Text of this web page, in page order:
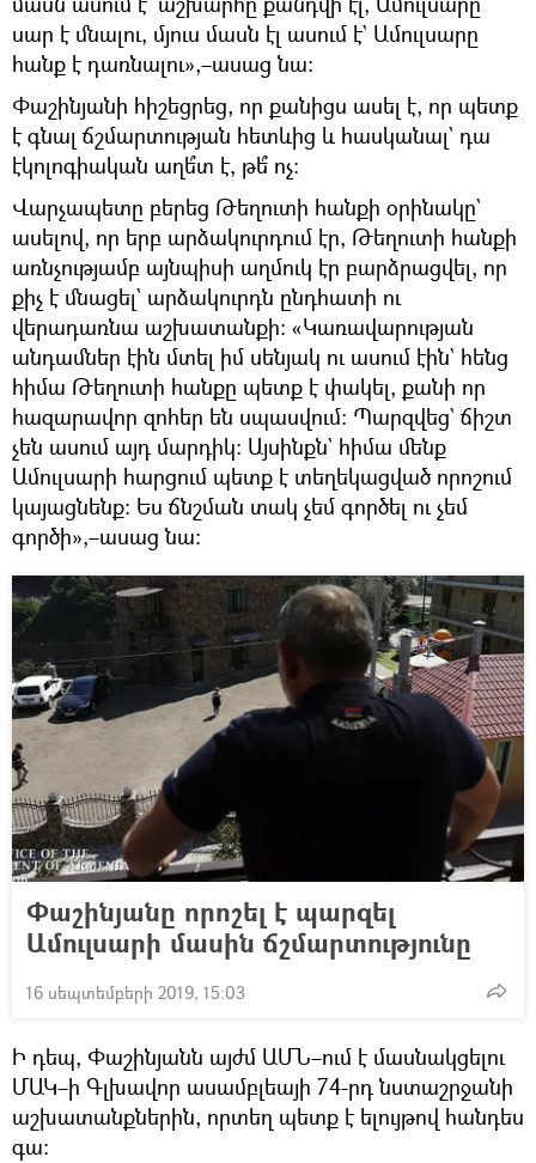
սար է մնալու, մյուս մասն էլ ասում է` Ամուլսարը
հանք է դառնալու»,–ասաց նա։
Փաշինյանի հիշեցրեց, որ քանիցս ասել է, որ պետք
է գնալ ճշմարտության հետևից և հասկանալ` դա
էկոլոգիական աղե՞տ է, թե՞ ոչ։
Վարչապետը բերեց Թեղուտի հանքի օրինակը`
ասելով, որ երբ արձակուրդում էր, Թեղուտի հանքի
առնչությամբ այնպիսի աղմուկ էր բարձրացվել, որ
քիչ է մնացել` արձակուրդն ընդհատի ու
վերադառնա աշխատանքի։ «Կառավարության
անդամներ էին մտել իմ սենյակ ու ասում էին` հենց
հիմա Թեղուտի հանքը պետք է փակել, քանի որ
հազարավոր զոհեր են սպասվում։ Պարզվեց` ճիշտ
չեն ասում այդ մարդիկ։ Այսինքն` հիմա մենք
Ամուլսարի հարցում պետք է տեղեկացված որոշում
կայացնենք։ Ես ճնշման տակ չեմ գործել ու չեմ
գործի»,–ասաց նա։
Փաշինյանը որոշել է պարզել
Ամուլսարի մասին ճշմարտությունը
16 սեպտեմբերի 2019, 15:03
Ի դեպ, Փաշինյանն այժմ ԱՄՆ–ում է մասնակցելու
ՄԱԿ–ի Գլխավոր ասամբլեայի 74-րդ նստաշրջանի
աշխատանքներին, որտեղ պետք է ելույթով հանդես
գա։